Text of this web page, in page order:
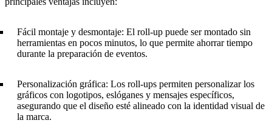
Fácil montaje y desmontaje: El roll-up puede ser montado sin
herramientas en pocos minutos, lo que permite ahorrar tiempo
durante la preparación de eventos.
Personalización gráfica: Los roll-ups permiten personalizar los
gráficos con logotipos, eslóganes y mensajes específicos,
asegurando que el diseño esté alineado con la identidad visual de
la marca.